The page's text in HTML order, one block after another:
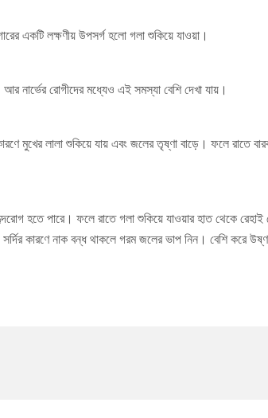
একটি লক্ষণীয় উপসর্গ হলো গলা শুকিয়ে যাওয়া।
নার্ভের রোগীদের মধ্যেও এই সমস্যা বেশি দেখা যায়।
মুখের লালা শুকিয়ে যায় এবং জলের তৃষ্ণা বাড়ে। ফলে রাতে
হতে পারে। ফলে রাতে গলা শুকিয়ে যাওয়ার হাত থেকে রেহাই
কারণে নাক বন্ধ থাকলে গরম জলের ভাপ নিন। বেশি করে